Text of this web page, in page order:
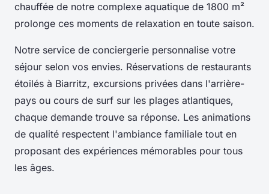
chauffée de notre complexe aquatique de 1800 m²
prolonge ces moments de relaxation en toute saison.
Notre service de conciergerie personnalise votre
séjour selon vos envies. Réservations de restaurants
étoilés à Biarritz, excursions privées dans l'arrière-
pays ou cours de surf sur les plages atlantiques,
chaque demande trouve sa réponse. Les animations
de qualité respectent l'ambiance familiale tout en
proposant des expériences mémorables pour tous
les âges.